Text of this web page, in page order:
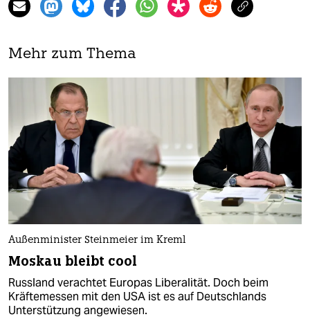
Mehr zum Thema
Außenminister Steinmeier im Kreml
Moskau bleibt cool
Russland verachtet Europas Liberalität. Doch beim
Kräftemessen mit den USA ist es auf Deutschlands
Unterstützung angewiesen.